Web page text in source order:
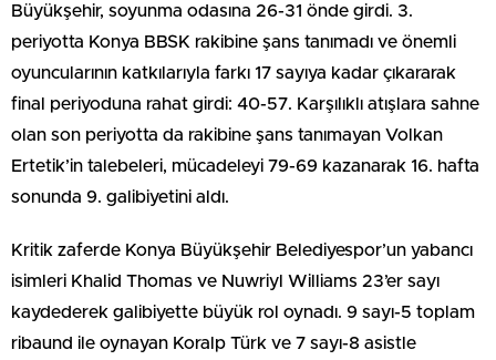
Büyükşehir, soyunma odasına 26-31 önde girdi. 3.
periyotta Konya BBSK rakibine şans tanımadı ve önemli
oyuncularının katkılarıyla farkı 17 sayıya kadar çıkararak
final periyoduna rahat girdi: 40-57. Karşılıklı atışlara sahne
olan son periyotta da rakibine şans tanımayan Volkan
Ertetik’in talebeleri, mücadeleyi 79-69 kazanarak 16. hafta
sonunda 9. galibiyetini aldı.
Kritik zaferde Konya Büyükşehir Belediyespor’un yabancı
isimleri Khalid Thomas ve Nuwriyl Williams 23’er sayı
kaydederek galibiyette büyük rol oynadı. 9 sayı-5 toplam
ribaund ile oynayan Koralp Türk ve 7 sayı-8 asistle